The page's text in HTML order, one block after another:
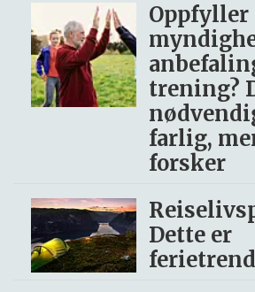
Oppfyller
trening?
farlig,
forsker
Dette er